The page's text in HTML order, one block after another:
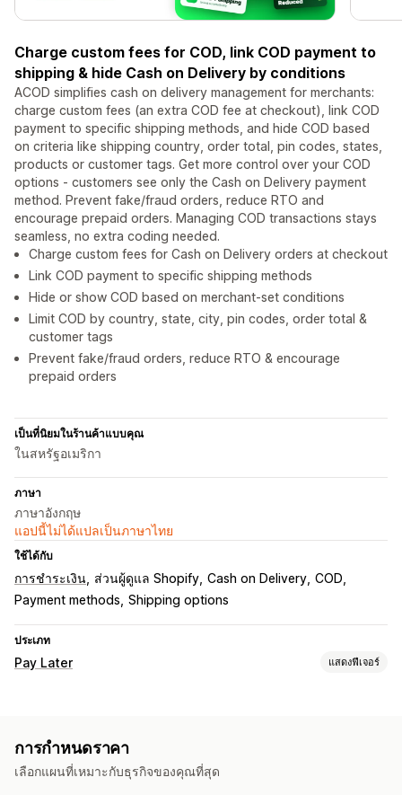
Charge custom fees for COD, link COD payment to
shipping & hide Cash on Delivery by conditions
ACOD simplifies cash on delivery management for merchants:
charge custom fees (an extra COD fee at checkout), link COD
payment to specific shipping methods, and hide COD based
on criteria like shipping country, order total, pin codes, states,
products or customer tags. Get more control over your COD
options - customers see only the Cash on Delivery payment
method. Prevent fake/fraud orders, reduce RTO and
encourage prepaid orders. Managing COD transactions stays
seamless, no extra coding needed.
Charge custom fees for Cash on Delivery orders at checkout
Link COD payment to specific shipping methods
Hide or show COD based on merchant-set conditions
Limit COD by country, state, city, pin codes, order total &
customer tags
Prevent fake/fraud orders, reduce RTO & encourage
prepaid orders
เป็นที่นิยมในร้านค้าแบบคุณ
ในสหรัฐอเมริกา
ภาษา
ภาษาอังกฤษ
แอปนี้ไม่ได้แปลเป็นภาษาไทย
ใช้ได้กับ
การชำระเงิน ส่วนผู้ดูแล Shopify Cash on Delivery COD
Payment methods Shipping options
ประเภท
Pay Later แสดงฟีเจอร์
ซ่อนประเภทการชำระเงิน
การป้องกันการฉ้อโกง การบล็อก IP
การกำหนดราคา
เลือกแผนที่เหมาะกับธุรกิจของคุณที่สุด